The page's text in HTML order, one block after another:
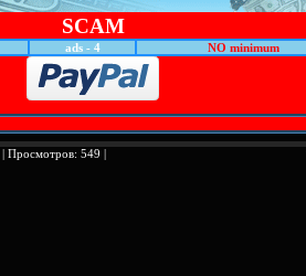
SCAM
ads - 4 NO minimum
| Просмотров: 549 |